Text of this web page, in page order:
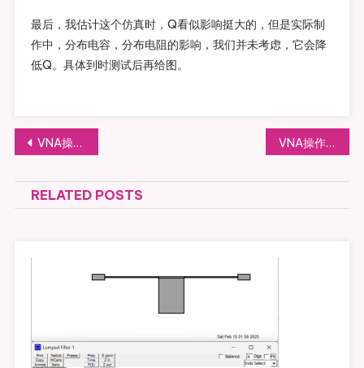
最后，我估计这个仿真时，Q看似影响挺大的，但是实际制
作中，分布电容，分布电阻的影响，我们并未考虑，它会降
低Q。具体到时测试后再给图。
文章导航
VNA操作使用学习-05 DISPLAY设置 VNA操作使用学习-13 再测SAW参数
RELATED POSTS